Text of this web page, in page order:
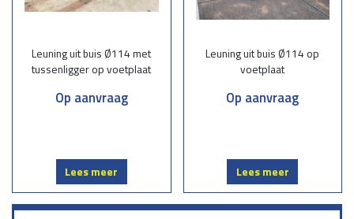
Montage op Voetplaat voor op beton of uitgevoerd met langere
eenvoudig te installeren. De voetplaat zorgt voor een stevige
verankering op de gewenste locatie, waardoor de leuning stabiel blijft
montage zowel tijd- als kostenefficiënt, wat het ideaal maakt voor
Een van de grote voordelen van leuningen uit stalen buis is de
mogelijkheid om ze op maat te maken. Deze leuningen kunnen in
bij de specifieke eisen van jouw project. Daarnaast is er de keuze om
Leuning uit buis Ø114 met
tussenligger op voetplaat
Op aanvraag
Lees meer
Leuning uit buis Ø114 op
voetplaat
Op aanvraag
Lees meer